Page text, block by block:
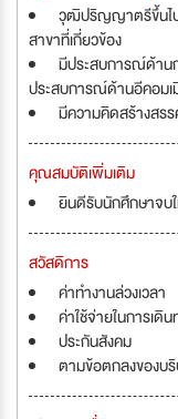
วุฒิปริญญาตรีขึ้นไ
สาขาที่เกี่ยวข้อง
มีประสบการณ์ด้าน
ประสบการณ์ด้านอีคอมเ
มีความคิดสร้างสรร
คุณสมบัติเพิ่มเติม
ยินดีรับนักศึกษาจบ
สวัสดิการ
ค่าทำงานล่วงเวลา
ค่าใช้จ่ายในการเดิน
ประกันสังคม
ตามข้อตกลงของบ